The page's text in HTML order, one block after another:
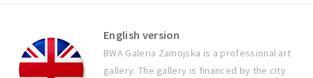
English version
BWA Galeria Zamojska is a professional art
gallery. The gallery is financed by the city